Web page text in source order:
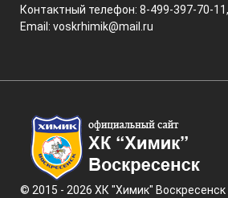
Контактный телефон: 8-499-397-70-
Email: voskrhimik@mail.ru
© 2015 - 2026 ХК "Химик" Воскресенск